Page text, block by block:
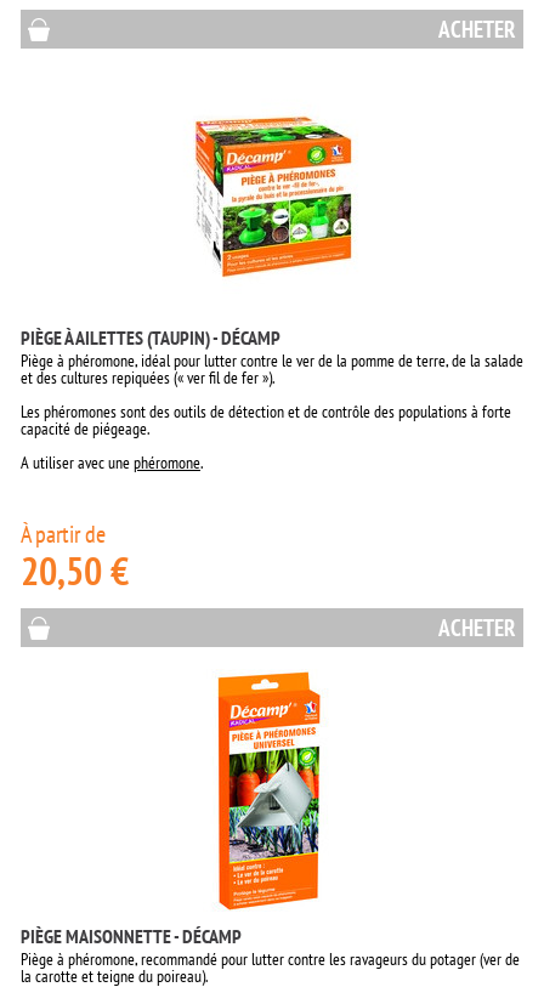
ACHETER
PIÈGE À AILETTES (TAUPIN) - DÉCAMP
Piège à phéromone, idéal pour lutter contre le ver de la pomme de terre, de la salade
et des cultures repiquées (« ver fil de fer »).
Les phéromones sont des outils de détection et de contrôle des populations à forte
capacité de piégeage.
A utiliser avec unephéromone.
À partir de
20,50 €
ACHETER
PIÈGE MAISONNETTE - DÉCAMP
Piège à phéromone, recommandé pour lutter contre les ravageurs du potager (ver de
la carotte et teigne du poireau).